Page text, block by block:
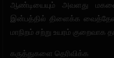
ஆண்டியையும் அவளது
இன்பத்தில் திளைக்க
மாநிறம் சற்று உயரம் குறைவாக
கருத்துகளை தெரிவிக்க